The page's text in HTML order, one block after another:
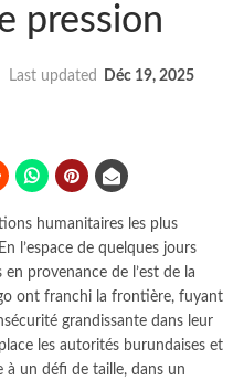
pression
Last updated Déc 19, 2025
humanitaires les plus
l’espace de quelques jours
provenance de l’est de la
ont franchi la frontière, fuyant
grandissante dans leur
les autorités burundaises et
à un défi de taille, dans un